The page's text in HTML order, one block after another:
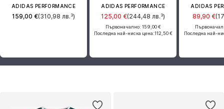
ADIDAS PERFORMANCE
159,00 €(310,98 лв.³)
ADIDAS PERFORMANCE
125,00 €(244,48 лв.³)
Първоначално: 159,00 €
Последна най-ниска цена:112,50 €
ADIDAS
89,90 €
Последна най-